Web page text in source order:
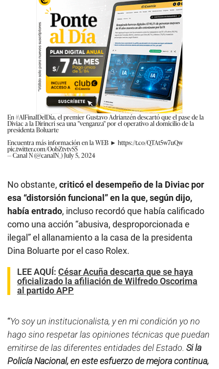
En#AlFinalDelDía, el premier Gustavo Adrianzén descartó que el pase de la
Diviac a la Dirincri sea una "venganza" por el operativo al domicilio de la
presidenta Boluarte
Encuentra más información en la WEB ► https://t.co/QTAt5w7uQw
pic.twitter.com/OobZtvtvS5
— Canal N (@canalN_)July 5, 2024
No obstante, criticó el desempeño de la Diviac por
esa “distorsión funcional” en la que, según dijo,
había entrado, incluso recordó que había calificado
como una acción “abusiva, desproporcionada e
ilegal” el allanamiento a la casa de la presidenta
Dina Boluarte por el caso Rolex.
LEE AQUÍ: César Acuña descarta que se haya
oficializado la afiliación de Wilfredo Oscorima
al partido APP
“Yo soy un institucionalista, y en mi condición yo no
hago sino respetar las opiniones técnicas que puedan
emitirse de las diferentes entidades del Estado. Si la
Policía Nacional, en este esfuerzo de mejora continua,